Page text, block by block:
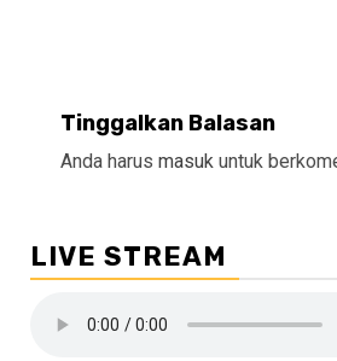
Tinggalkan Balasan
Anda harus masuk untuk
LIVE STREAM